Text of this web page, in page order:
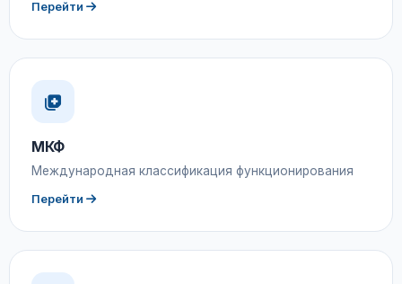
Перейти
МКФ
Международная классификация функционирования
Перейти